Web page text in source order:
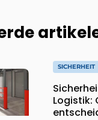
SICHERHEIT
Logistik: